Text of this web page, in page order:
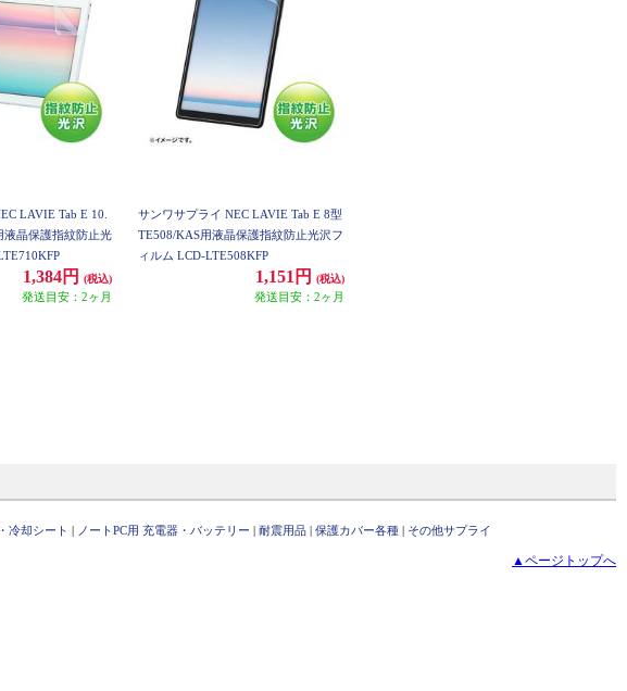
LAVIE Tab E 10.
液晶保護指紋防止光
1,384円 (税込)
発送目安：2ヶ月
サンワサプライ NEC LAVIE Tab E 8型
TE508/KAS用液晶保護指紋防止光沢フ
ィルム LCD-LTE508KFP
1,151円 (税込)
発送目安：2ヶ月
冷却シート | ノートPC用 充電器・バッテリー | 耐震用品 | 保護カバー各種 | その他サプライ
▲ページトップへ